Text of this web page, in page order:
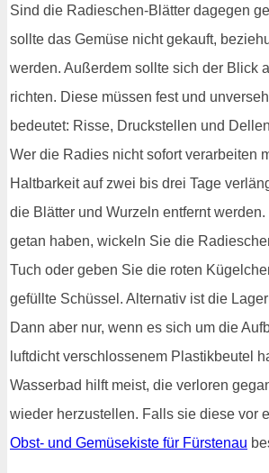
Sind die Radieschen-Blätter dagegen
sollte das Gemüse nicht gekauft,
werden. Außerdem sollte sich der Blick
richten. Diese müssen fest und
bedeutet: Risse, Druckstellen und
Wer die Radies nicht sofort verarbeiten
Haltbarkeit auf zwei bis drei Tage
die Blätter und Wurzeln entfernt
getan haben, wickeln Sie die
Tuch oder geben Sie die roten
gefüllte Schüssel. Alternativ ist die
Dann aber nur, wenn es sich um die
luftdicht verschlossenem Plastikbeutel
Wasserbad hilft meist, die verloren
wieder herzustellen. Falls sie diese vor
Obst- und Gemüsekiste für Fürstenau